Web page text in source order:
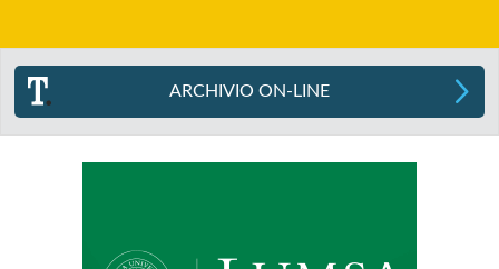
ARCHIVIO ON-LINE